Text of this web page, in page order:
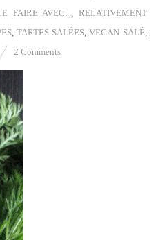
FAIRE AVEC...
RELATIVEMENT
,TARTES SALÉES ,VEGAN SALÉ,
2 Comments